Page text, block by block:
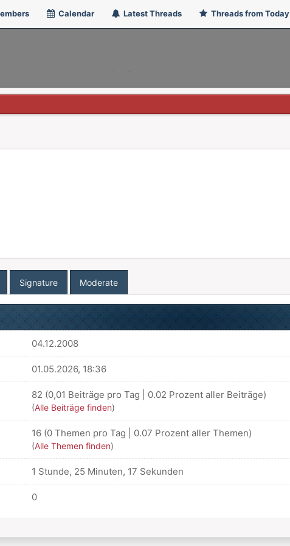
Calendar Latest Threads Threads from Today
Signature Moderate
04.12.2008
01.05.2026, 18:36
82 (0,01 Beiträge pro Tag | 0.02 Prozent aller Beiträge)
(Alle Beiträge finden)
16 (0 Themen pro Tag | 0.07 Prozent aller Themen)
(Alle Themen finden)
1 Stunde, 25 Minuten, 17 Sekunden
0